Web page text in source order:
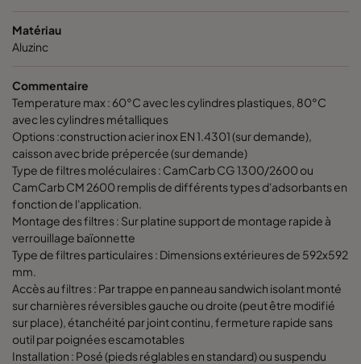
CamCube CC 1520
CamCube CC 1530
1292 692
/
CamCube CC 2020 1292 1292 700
CamCube CC 2025 1292 1592 700
CamCube CC 2030 1292
Matériau
Aluzinc
Commentaire
Temperature max : 60°C avec les cylindres plastiques, 80°C
avec les cylindres métalliques
Options :construction acier inox EN 1.4301 (sur demande),
caisson avec bride prépercée (sur demande)
Type de filtres moléculaires : CamCarb CG 1300/2600 ou
CamCarb CM 2600 remplis de différents types d'adsorbants en
fonction de l'application.
Montage des filtres : Sur platine support de montage rapide à
verrouillage baïonnette
Type de filtres particulaires : Dimensions extérieures de 592x592
mm.
Accès au filtres : Par trappe en panneau sandwich isolant monté
sur charnières réversibles gauche ou droite (peut être modifié
sur place), étanchéité par joint continu, fermeture rapide sans
outil par poignées escamotables
Installation : Posé (pieds réglables en standard) ou suspendu